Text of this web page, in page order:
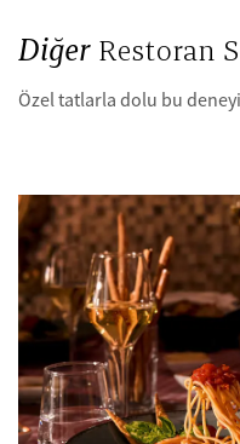
Diğer Restoran
Özel tatlarla dolu bu